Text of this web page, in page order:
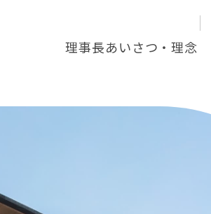
理事長あいさつ・理念